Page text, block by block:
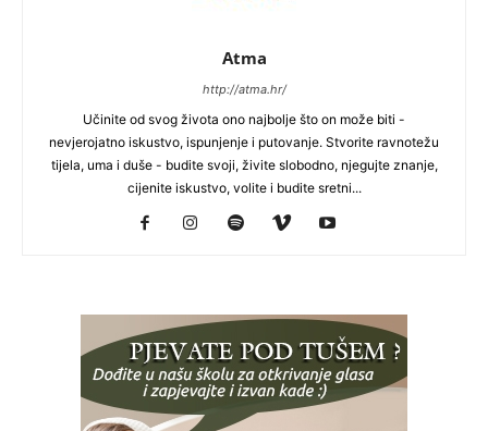
Atma
http://atma.hr/
Učinite od svog života ono najbolje što on može biti -
nevjerojatno iskustvo, ispunjenje i putovanje. Stvorite ravnotežu
tijela, uma i duše - budite svoji, živite slobodno, njegujte znanje,
cijenite iskustvo, volite i budite sretni...